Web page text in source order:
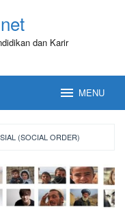
dan Karir
MENU
(SOCIAL ORDER)